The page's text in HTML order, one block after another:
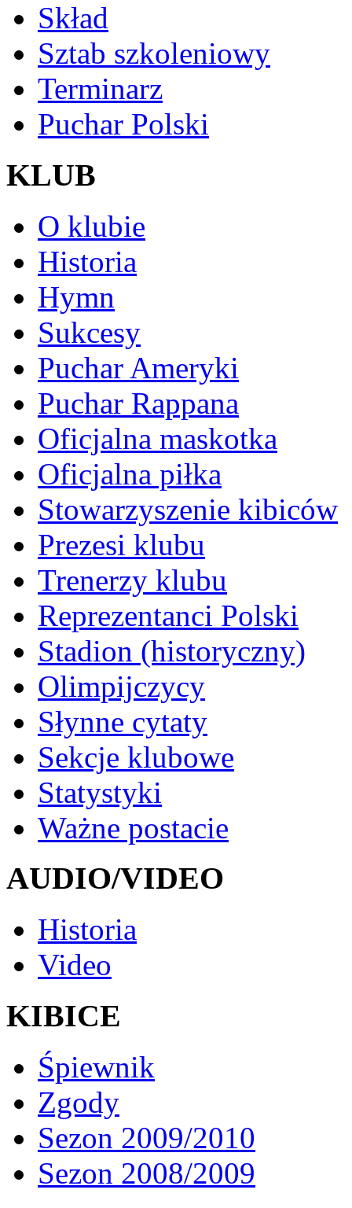
Skład
Sztab szkoleniowy
Terminarz
Puchar Polski
KLUB
O klubie
Historia
Hymn
Sukcesy
Puchar Ameryki
Puchar Rappana
Oficjalna maskotka
Oficjalna piłka
Stowarzyszenie kibiców
Prezesi klubu
Trenerzy klubu
Reprezentanci Polski
Stadion (historyczny)
Olimpijczycy
Słynne cytaty
Sekcje klubowe
Statystyki
Ważne postacie
AUDIO/VIDEO
Historia
Video
KIBICE
Śpiewnik
Zgody
Sezon 2009/2010
Sezon 2008/2009